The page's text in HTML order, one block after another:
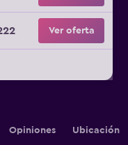
Ver oferta
Opiniones Ubicación